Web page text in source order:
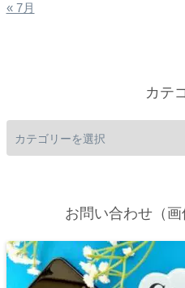
« 7月
カテ
お問い合わせ（画